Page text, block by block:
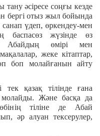
әсіресе соңғы кезде
бергі отыз жыл бойында
үдеп, өркендеу-мен
баспасөз жүзінде өз
өмірі мен
жеке кітаптар,
боп молайғанын айту
тек қазақ тілінде ғана
молайды. Және басқа да
тіліне де Абай
әр алуан тексерулер,